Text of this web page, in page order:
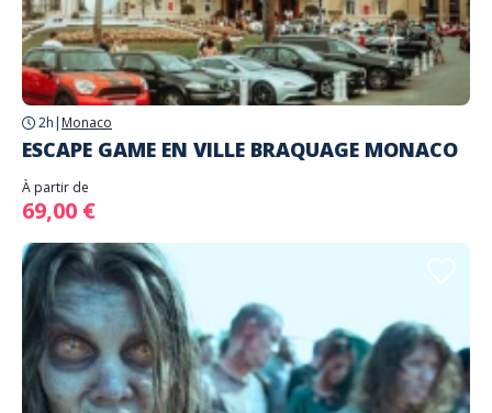
2h | Monaco
ESCAPE GAME EN VILLE BRAQUAGE MONACO
À partir de
69,00 €